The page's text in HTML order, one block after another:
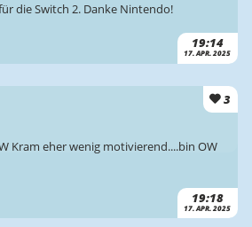
19:14
17. APR. 2025
die Switch 2. Danke Nintendo!
3
19:18
17. APR. 2025
Kram eher wenig motivierend....bin OW